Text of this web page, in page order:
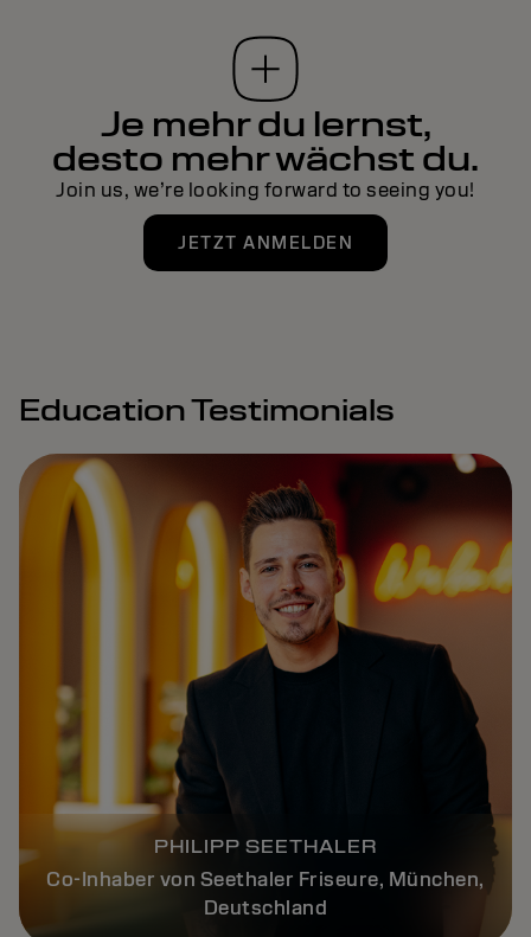
Je mehr du lernst,
desto mehr wächst du.
Join us, we’re looking forward to seeing you!
JETZT ANMELDEN
Education Testimonials
PHILIPP SEETHALER
Co-Inhaber von Seethaler Friseure, München,
Deutschland